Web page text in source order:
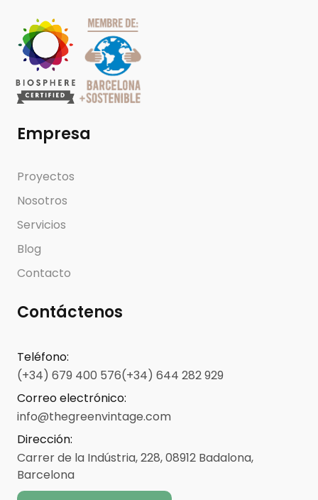
Empresa
Proyectos
Nosotros
Servicios
Blog
Contacto
Contáctenos
Teléfono:
(+34) 679 400 576(+34) 644 282 929
Correo electrónico:
info@thegreenvintage.com
Dirección:
Carrer de la Indústria, 228, 08912 Badalona,
Barcelona